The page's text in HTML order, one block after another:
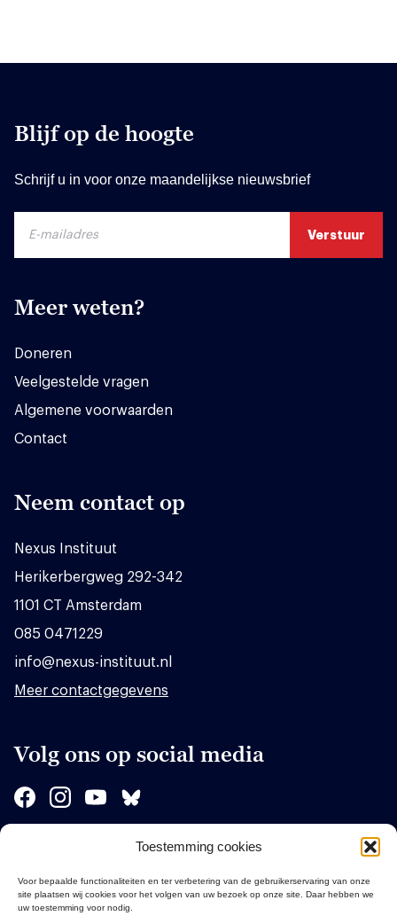
Toestemming cookies
Voor bepaalde functionaliteiten en ter verbetering van de gebruikerservaring van onze
site plaatsen wij cookies voor het volgen van uw bezoek op onze site. Daar hebben we
uw toestemming voor nodig.
Blijf op de hoogte
Schrijf u in voor onze maandelijkse nieuwsbrief
Meer weten?
Doneren
Veelgestelde vragen
Algemene voorwaarden
Contact
Neem contact op
Nexus Instituut
Herikerbergweg 292-342
1101 CT Amsterdam
085 0471229
info@nexus-instituut.nl
Meer contactgegevens
Volg ons op social media